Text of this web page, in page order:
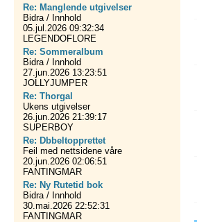
Re: Manglende utgivelser
Bidra / Innhold
05.jul.2026 09:32:34
LEGENDOFLORE
Re: Sommeralbum
Bidra / Innhold
27.jun.2026 13:23:51
JOLLYJUMPER
Re: Thorgal
Ukens utgivelser
26.jun.2026 21:39:17
SUPERBOY
Re: Dbbeltopprettet
Feil med nettsidene våre
20.jun.2026 02:06:51
FANTINGMAR
Re: Ny Rutetid bok
Bidra / Innhold
30.mai.2026 22:52:31
FANTINGMAR